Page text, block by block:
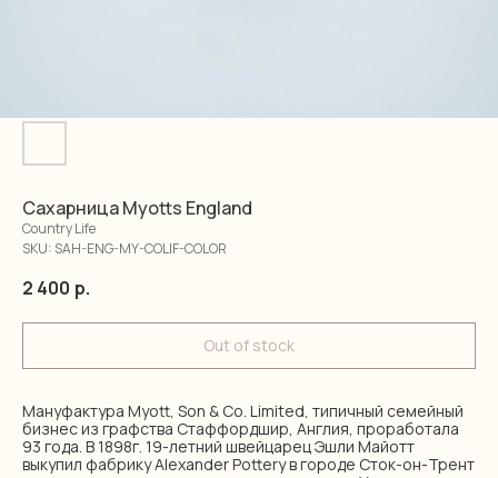
Сахарница Myotts England
Country Life
SKU: SAH-ENG-MY-COLIF-COLOR
2 400 р.
Out of stock
Мануфактура Myott, Son & Co. Limited, типичный семейный
бизнес из графства Стаффордшир, Англия, проработала
93 года. В 1898г. 19-летний швейцарец Эшли Майотт
выкупил фабрику Alexander Pottery в городе Сток-он-Трент